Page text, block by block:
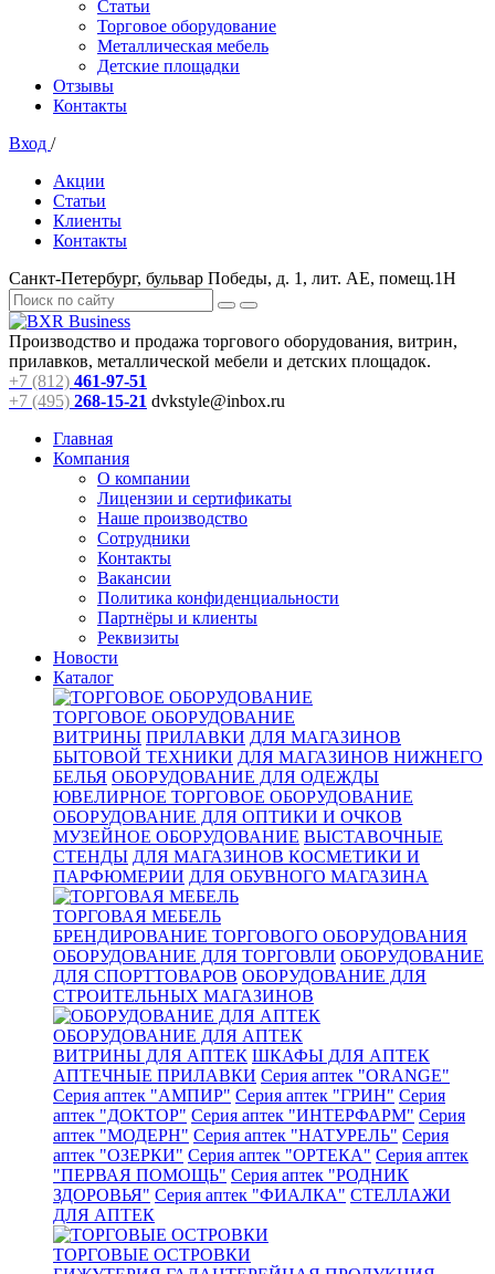
Статьи
Торговое оборудование
Металлическая мебель
Детские площадки
Отзывы
Контакты
Вход /
Акции
Статьи
Клиенты
Контакты
Санкт-Петербург, бульвар Победы, д. 1, лит. АЕ, помещ.1Н
Производство и продажа торгового оборудования, витрин,
прилавков, металлической мебели и детских площадок.
+7 (812) 461-97-51
+7 (495) 268-15-21 dvkstyle@inbox.ru
Главная
Компания
О компании
Лицензии и сертификаты
Наше производство
Сотрудники
Контакты
Вакансии
Политика конфиденциальности
Партнёры и клиенты
Реквизиты
Новости
Каталог
ТОРГОВОЕ ОБОРУДОВАНИЕ
ВИТРИНЫ ПРИЛАВКИ ДЛЯ МАГАЗИНОВ
БЫТОВОЙ ТЕХНИКИ ДЛЯ МАГАЗИНОВ НИЖНЕГО
БЕЛЬЯ ОБОРУДОВАНИЕ ДЛЯ ОДЕЖДЫ
ЮВЕЛИРНОЕ ТОРГОВОЕ ОБОРУДОВАНИЕ
ОБОРУДОВАНИЕ ДЛЯ ОПТИКИ И ОЧКОВ
МУЗЕЙНОЕ ОБОРУДОВАНИЕ ВЫСТАВОЧНЫЕ
СТЕНДЫ ДЛЯ МАГАЗИНОВ КОСМЕТИКИ И
ПАРФЮМЕРИИ ДЛЯ ОБУВНОГО МАГАЗИНА
ТОРГОВАЯ МЕБЕЛЬ
БРЕНДИРОВАНИЕ ТОРГОВОГО ОБОРУДОВАНИЯ
ОБОРУДОВАНИЕ ДЛЯ ТОРГОВЛИ ОБОРУДОВАНИЕ
ДЛЯ СПОРТТОВАРОВ ОБОРУДОВАНИЕ ДЛЯ
СТРОИТЕЛЬНЫХ МАГАЗИНОВ
ОБОРУДОВАНИЕ ДЛЯ АПТЕК
ВИТРИНЫ ДЛЯ АПТЕК ШКАФЫ ДЛЯ АПТЕК
АПТЕЧНЫЕ ПРИЛАВКИ Серия аптек "ORANGE"
Серия аптек "АМПИР" Серия аптек "ГРИН" Серия
аптек "ДОКТОР" Серия аптек "ИНТЕРФАРМ" Серия
аптек "МОДЕРН" Серия аптек "НАТУРЕЛЬ" Серия
аптек "ОЗЕРКИ" Серия аптек "ОРТЕКА" Серия аптек
"ПЕРВАЯ ПОМОЩЬ" Серия аптек "РОДНИК
ЗДОРОВЬЯ" Серия аптек "ФИАЛКА" СТЕЛЛАЖИ
ДЛЯ АПТЕК
ТОРГОВЫЕ ОСТРОВКИ